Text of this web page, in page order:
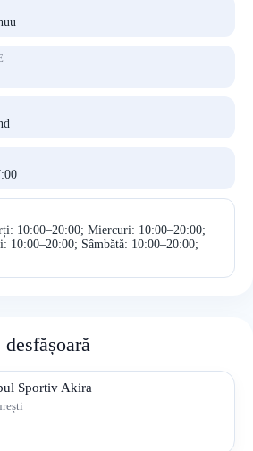
10:00–20:00; Miercuri: 10:00–20:00;
10:00–20:00; Sâmbătă: 10:00–20:00;
Sportiv Akira